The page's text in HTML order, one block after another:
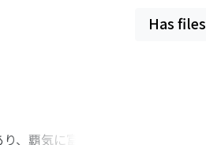
、覇気に富み、
Has files